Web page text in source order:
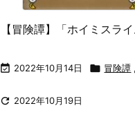
【冒険譚】「ホイミスラ
 2022年10月14日  冒険譚 ,
 2022年10月19日